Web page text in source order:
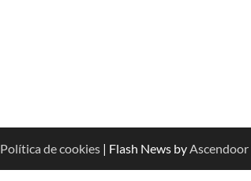
Política de cookies | Flash News byAscendoor